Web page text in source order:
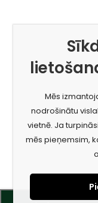
Mēs
nodrošinātu
vietnē. Ja
mēs pieņemsim,